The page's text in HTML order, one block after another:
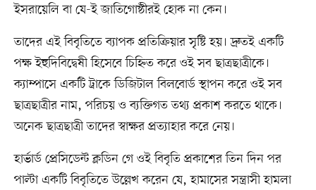
ইসরায়েলি বা যে-ই জাতিগোষ্ঠীরই হোক না কেন।
তাদের এই বিবৃতিতে ব্যাপক প্রতিক্রিয়ার সৃষ্টি হয়। দ্রুতই একটি
পক্ষ ইহুদিবিদ্বেষী হিসেবে চিহ্নিত করে ওই সব ছাত্রছাত্রীকে।
ক্যাম্পাসে একটি ট্রাকে ডিজিটাল বিলবোর্ড স্থাপন করে ওই সব
ছাত্রছাত্রীর নাম, পরিচয় ও ব্যক্তিগত তথ্য প্রকাশ করতে থাকে।
অনেক ছাত্রছাত্রী তাদের স্বাক্ষর প্রত্যাহার করে নেয়।
হার্ভার্ড প্রেসিডেন্ট ক্লডিন গে ওই বিবৃতি প্রকাশের তিন দিন পর
পাল্টা একটি বিবৃতিতে উল্লেখ করেন যে, হামাসের সন্ত্রাসী হামলা